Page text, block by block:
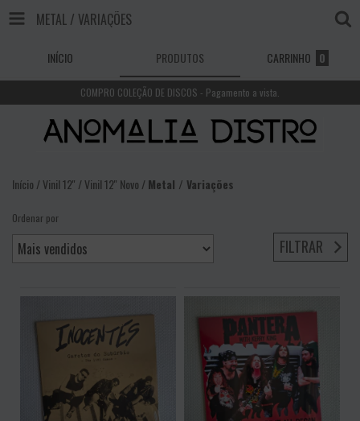
METAL / VARIAÇÕES
INÍCIO PRODUTOS CARRINHO 0
COMPRO COLEÇÃO DE DISCOS - Pagamento a vista.
Início /Vinil 12'' /Vinil 12'' Novo /Metal / Variações
Ordenar por
FILTRAR